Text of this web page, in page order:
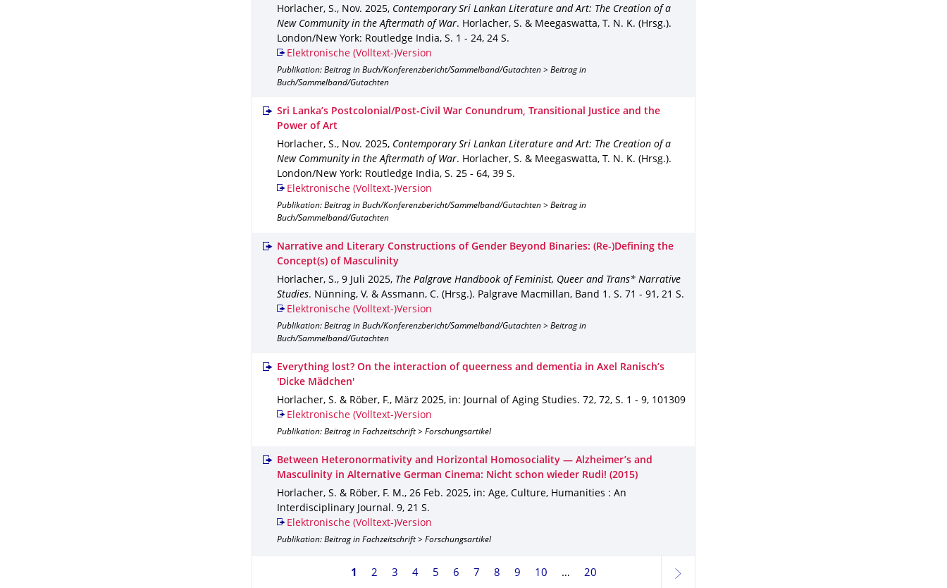
Horlacher, S., Nov. 2025, Contemporary Sri Lankan Literature and Art: The Creation of a
New Community in the Aftermath of War. Horlacher, S. & Meegaswatta, T. N. K. (Hrsg.).
London/New York: Routledge India, S. 1 - 24, 24 S.
Elektronische (Volltext-)Version
Publikation: Beitrag in Buch/Konferenzbericht/Sammelband/Gutachten > Beitrag in
Buch/Sammelband/Gutachten
Sri Lanka’s Postcolonial/Post-Civil War Conundrum, Transitional Justice and the
Power of Art
Horlacher, S., Nov. 2025, Contemporary Sri Lankan Literature and Art: The Creation of a
New Community in the Aftermath of War. Horlacher, S. & Meegaswatta, T. N. K. (Hrsg.).
London/New York: Routledge India, S. 25 - 64, 39 S.
Elektronische (Volltext-)Version
Publikation: Beitrag in Buch/Konferenzbericht/Sammelband/Gutachten > Beitrag in
Buch/Sammelband/Gutachten
Narrative and Literary Constructions of Gender Beyond Binaries: (Re-)Defining the
Concept(s) of Masculinity
Horlacher, S., 9 Juli 2025, The Palgrave Handbook of Feminist, Queer and Trans* Narrative
Studies. Nünning, V. & Assmann, C. (Hrsg.). Palgrave Macmillan, Band 1 . S. 71 - 91 , 21 S.
Elektronische (Volltext-)Version
Publikation: Beitrag in Buch/Konferenzbericht/Sammelband/Gutachten > Beitrag in
Buch/Sammelband/Gutachten
Everything lost? On the interaction of queerness and dementia in Axel Ranisch’s
'Dicke Mädchen'
Horlacher, S. & Röber, F., März 2025, in: Journal of Aging Studies. 72, 72, S. 1 - 9, 101309
Elektronische (Volltext-)Version
Publikation: Beitrag in Fachzeitschrift > Forschungsartikel
Between Heteronormativity and Horizontal Homosociality — Alzheimer’s and
Masculinity in Alternative German Cinema: Nicht schon wieder Rudi! (2015)
Horlacher, S. & Röber, F. M., 26 Feb. 2025, in: Age, Culture, Humanities : An
Interdisciplinary Journal . 9, 21 S.
Elektronische (Volltext-)Version
Publikation: Beitrag in Fachzeitschrift > Forschungsartikel
Seite 1, aktuell ausgewählt
1 2 3 4 5 6 7 8 9 10 20
weiter